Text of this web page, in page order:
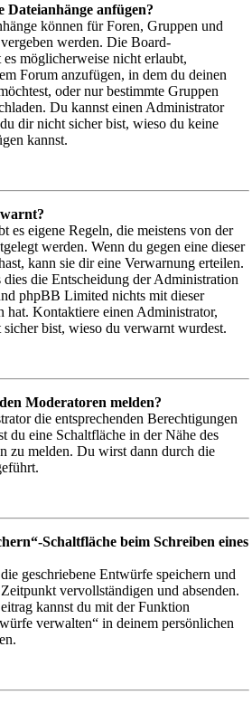
Dateianhänge anfügen?
können für Foren, Gruppen und
werden. Die Board-
möglicherweise nicht erlaubt,
Forum anzufügen, in dem du deinen
oder nur bestimmte Gruppen
Du kannst einen Administrator
dir nicht sicher bist, wieso du keine
kannst.
es eigene Regeln, die meistens von der
werden. Wenn du gegen eine dieser
kann sie dir eine Verwarnung erteilen.
dies die Entscheidung der Administration
phpBB Limited nichts mit dieser
hat. Kontaktiere einen Administrator,
bist, wieso du verwarnt wurdest.
Moderatoren melden?
die entsprechenden Berechtigungen
du eine Schaltfläche in der Nähe des
zu melden. Du wirst dann durch die
Schaltfläche beim Schreiben eines
geschriebene Entwürfe speichern und
vervollständigen und absenden.
kannst du mit der Funktion
verwalten“ in deinem persönlichen